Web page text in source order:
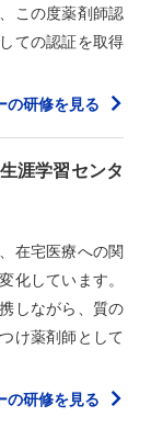
この度薬剤師認
ての認証を取得
の研修を見る
涯学習センタ
在宅医療への関
化しています。
しながら、質の
け薬剤師として
の研修を見る